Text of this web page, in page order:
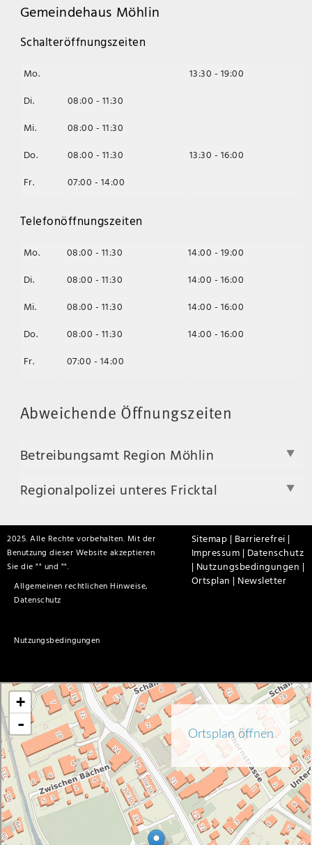
Gemeindehaus Möhlin
Schalteröffnungszeiten
Mo.
13:30 - 19:00
Di.
08:00 - 11:30
Mi.
08:00 - 11:30
Do.
08:00 - 11:30
13:30 - 16:00
Fr.
07:00 - 14:00
Telefonöffnungszeiten
Mo. 08:00 - 11:30
14:00 - 19:00
Di.
08:00 - 11:30
14:00 - 16:00
Mi.
08:00 - 11:30
14:00 - 16:00
Do.
08:00 - 11:30
14:00 - 16:00
Fr.
07:00 - 14:00
Abweichende Öffnungszeiten
Betreibungsamt Region Möhlin
Regionalpolizei unteres Fricktal
2025. Alle Rechte vorbehalten. Mit der
Benutzung dieser Website akzeptieren
Sie die "
Allgemeinen rechtlichen Hinweise,
Datenschutz
" und "
Nutzungsbedingungen
".
Sitemap | Barrierefrei |
Impressum | Datenschutz
| Nutzungsbedingungen |
Ortsplan | Newsletter